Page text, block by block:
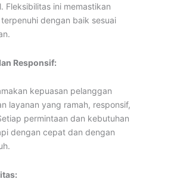
Fleksibilitas ini memastikan
dengan baik sesuai
Responsif:
kepuasan pelanggan
layanan yang ramah, responsif,
permintaan dan kebutuhan
dengan cepat dan dengan